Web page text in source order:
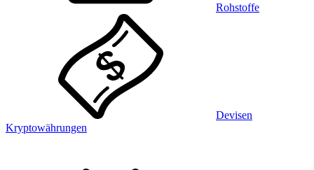
Rohstoffe
Devisen
Kryptowährungen